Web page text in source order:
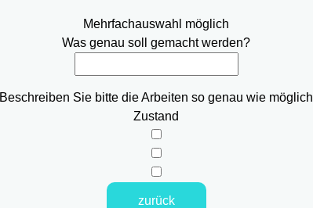
Mehrfachauswahl möglich
Was genau soll gemacht werden?
Beschreiben Sie bitte die Arbeiten so genau wie möglich
Zustand
zurück